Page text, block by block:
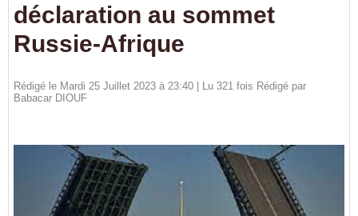
déclaration au sommet
Russie-Afrique
Rédigé le Mardi 25 Juillet 2023 à 23:40 | Lu 321 fois Rédigé par
Babacar DIOUF